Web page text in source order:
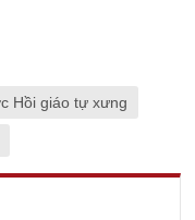
Hồi giáo tự xưng